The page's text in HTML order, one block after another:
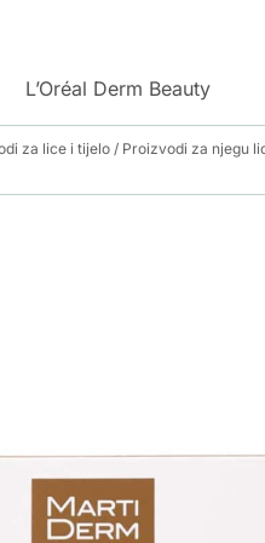
L’Oréal Derm Beauty
za lice i tijelo / Proizvodi za njegu